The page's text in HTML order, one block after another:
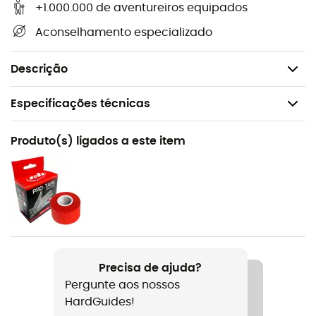
+1.000.000 de aventureiros equipados
Aconselhamento especializado
Descrição
Pontos de fixação: Esternal
Número de fivelas: 2
Material: Poliamida, Alumínio
Especificações técnicas
Recomendado para
Escalada em bloco / Indoor climbing
Género
Criança
Peso
Nome do produto
Produto(s) ligados a este item
Precisa de ajuda?
Pergunte aos nossos
HardGuides!